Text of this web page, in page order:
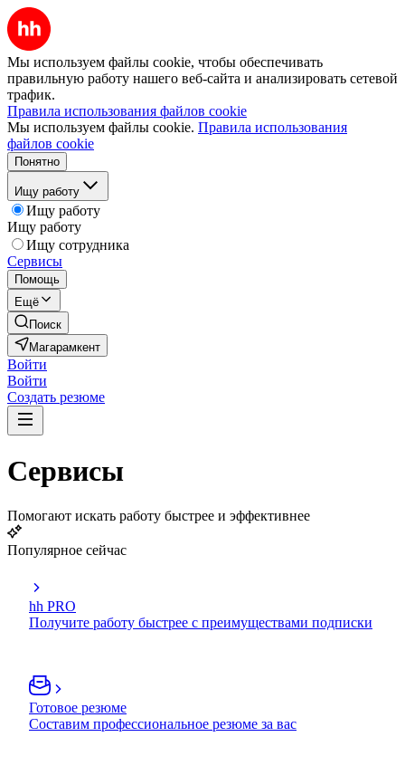
Мы используем файлы cookie, чтобы обеспечивать
правильную работу нашего веб-сайта и анализировать сетевой
трафик.
Правила использования файлов cookie
Мы используем файлы cookie. Правила использования
файлов cookie
Понятно
Ищу работу
Ищу работу
Ищу работу
Ищу сотрудника
Сервисы
Помощь
Ещё
Поиск
Магарамкент
Войти
Войти
Создать резюме
Сервисы
Помогают искать работу быстрее и эффективнее
Популярное сейчас
hh PRO
Получите работу быстрее с преимуществами подписки
Готовое резюме
Составим профессиональное резюме за вас